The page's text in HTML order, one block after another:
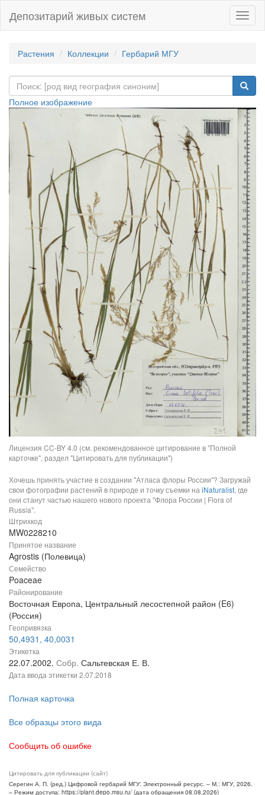
Депозитарий живых систем
Растения Коллекции Гербарий МГУ
Полное изображение
Лицензия CC-BY 4.0 (см. рекомендованное цитирование в "Полной
карточке", раздел "Цитировать для публикации")
Хочешь принять участие в создании "Атласа флоры России"? Загружай
свои фотографии растений в природе и точку съемки на iNaturalist, где
они станут частью нашего нового проекта "Флора России | Flora of
Russia".
Штрихкод
MW0228210
Принятое название
Agrostis (Полевица)
Семейство
Poaceae
Районирование
Восточная Европа, Центральный лесостепной район (E6)
(Россия)
Геопривязка
50,4931, 40,0031
Этикетка
22.07.2002. Собр. Сальтевская Е. В.
Дата ввода этикетки 2.07.2018
Полная карточка
Все образцы этого вида
Сообщить об ошибке
Цитировать для публикации (сайт)
Серегин А. П. (ред.) Цифровой гербарий МГУ: Электронный ресурс. – М.: МГУ, 2026.
– Режим доступа: https://plant.depo.msu.ru/ (дата обращения 08.08.2026)